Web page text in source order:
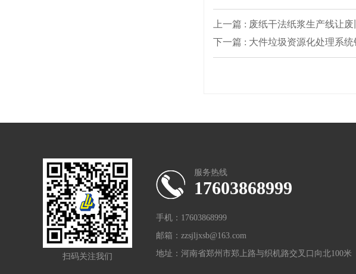
上一篇 : 废纸干法纸浆生产线让
下一篇 : 大件垃圾资源化处理系
扫码关注我们
服务热线
17603868999
手机：17603868999
邮箱：zzsjljxsb@163.com
地址：河南省郑州市郑上路与织机路交叉口向北100米